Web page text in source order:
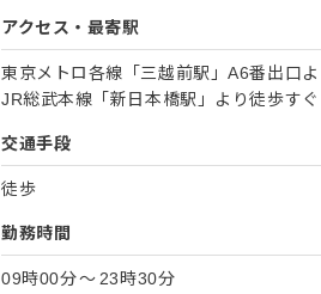
アクセス・最寄駅
東京メトロ各線「三越前駅」A6番出口
JR総武本線「新日本橋駅」より徒歩すぐ
交通手段
徒歩
勤務時間
09時00分〜 23時30分